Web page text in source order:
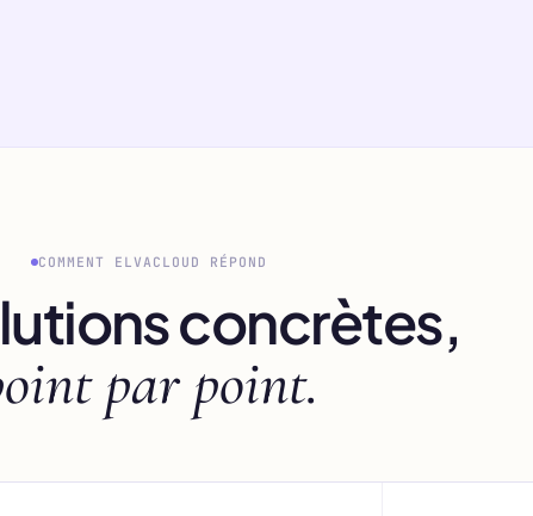
COMMENT ELVACLOUD RÉPOND
concrètes,
par point.